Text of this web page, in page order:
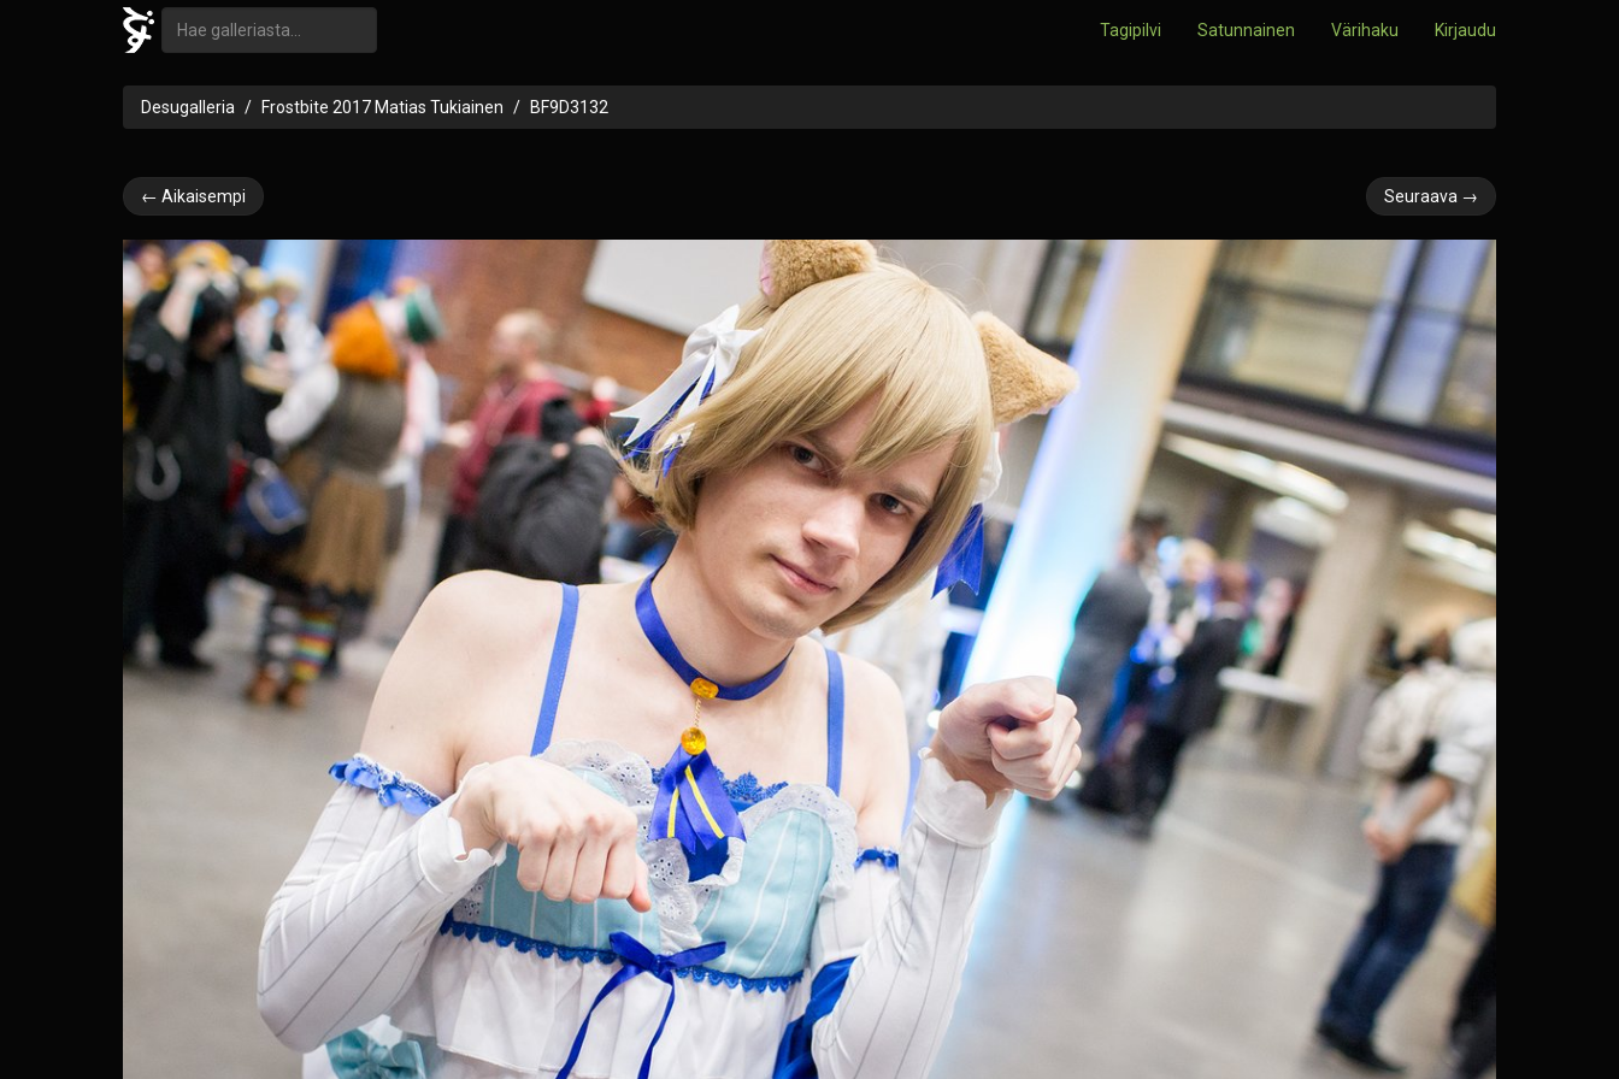
Tagipilvi Satunnainen Värihaku Kirjaudu
Desugalleria Frostbite 2017 Matias Tukiainen BF9D3132
← Aikaisempi Seuraava →